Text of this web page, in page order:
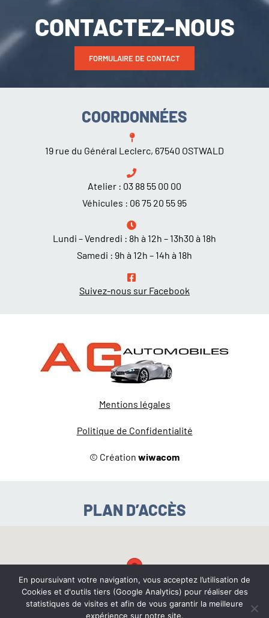
CONTACTEZ-NOUS
FORMULAIRE DE CONTACT
COORDONNÉES
19 rue du Général Leclerc, 67540 OSTWALD
Atelier : 03 88 55 00 00
Véhicules : 06 75 20 55 95
Lundi – Vendredi : 8h à 12h – 13h30 à 18h
Samedi : 9h à 12h – 14h à 18h
Suivez-nous sur Facebook
Mentions légales
Politique de Confidentialité
© Création wiwacom
PLAN D’ACCÈS
En poursuivant votre navigation, vous acceptez l’utilisation de
Cookies et d'outils tiers (Google Analytics) pour réaliser des
statistiques de visites et afin de vous garantir la meilleure
expérience sur notre site.